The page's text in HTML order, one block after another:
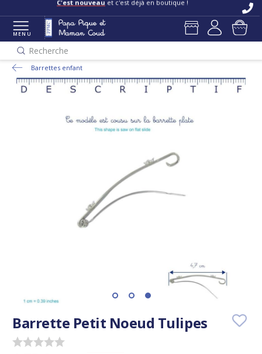
C'est nouveau et c'est déjà en boutique !
MENU
Recherche
Barrettes enfant
Barrette Petit Noeud Tulipes